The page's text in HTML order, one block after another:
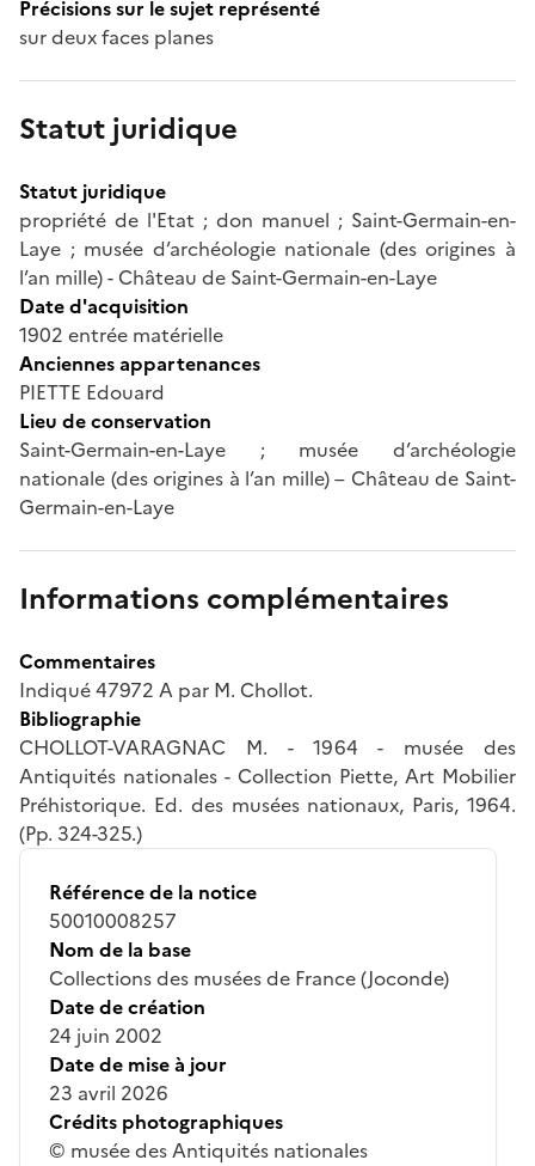
Précisions sur le sujet représenté
sur deux faces planes
Statut juridique
Statut juridique
propriété de l'Etat ; don manuel ; Saint-Germain-en-
Laye ; musée d’archéologie nationale (des origines à
l’an mille) - Château de Saint-Germain-en-Laye
Date d'acquisition
1902 entrée matérielle
Anciennes appartenances
PIETTE Edouard
Lieu de conservation
Saint-Germain-en-Laye ; musée d’archéologie
nationale (des origines à l’an mille) – Château de Saint-
Germain-en-Laye
Informations complémentaires
Commentaires
Indiqué 47972 A par M. Chollot.
Bibliographie
CHOLLOT-VARAGNAC M. - 1964 - musée des
Antiquités nationales - Collection Piette, Art Mobilier
Préhistorique. Ed. des musées nationaux, Paris, 1964.
(Pp. 324-325.)
Référence de la notice
50010008257
Nom de la base
Collections des musées de France (Joconde)
Date de création
24 juin 2002
Date de mise à jour
23 avril 2026
Crédits photographiques
© musée des Antiquités nationales